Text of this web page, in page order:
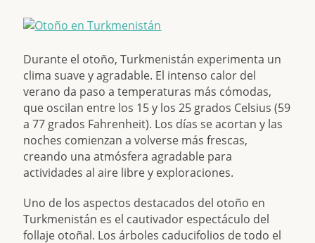
Durante el otoño, Turkmenistán experimenta un
clima suave y agradable. El intenso calor del
verano da paso a temperaturas más cómodas,
que oscilan entre los 15 y los 25 grados Celsius (59
a 77 grados Fahrenheit). Los días se acortan y las
noches comienzan a volverse más frescas,
creando una atmósfera agradable para
actividades al aire libre y exploraciones.
Uno de los aspectos destacados del otoño en
Turkmenistán es el cautivador espectáculo del
follaje otoñal. Los árboles caducifolios de todo el